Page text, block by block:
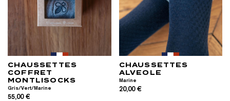
CHAUSSETTES
COFFRET
MONTLISOCKS
Gris/Vert/Marine
55,00 €
CHAUSSETTES
ALVEOLE
Marine
20,00 €